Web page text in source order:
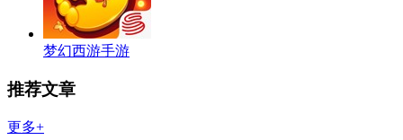
梦幻西游手游
推荐文章
更多+